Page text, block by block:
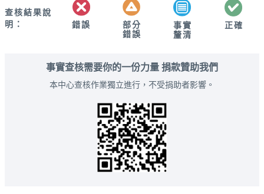
查核結果說
明：
錯誤
部分
錯誤
事實
釐清
正確
事實查核需要你的一份力量 捐款贊助我們
本中心查核作業獨立進行，不受捐助者影響。